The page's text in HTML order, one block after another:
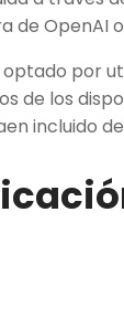
de OpenAI
optado por
de los
incluido